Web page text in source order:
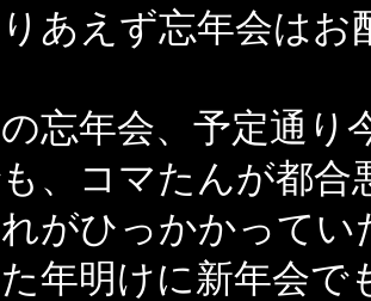
あえず忘年会は
忘年会、予定通り
、コマたんが都合
がひっかかってい
年明けに新年会で